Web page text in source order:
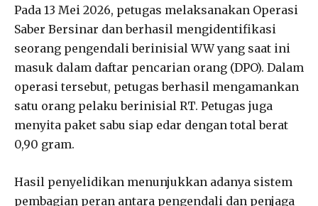
Pada 13 Mei 2026, petugas melaksanakan Operasi
Saber Bersinar dan berhasil mengidentifikasi
seorang pengendali berinisial WW yang saat ini
masuk dalam daftar pencarian orang (DPO). Dalam
operasi tersebut, petugas berhasil mengamankan
satu orang pelaku berinisial RT. Petugas juga
menyita paket sabu siap edar dengan total berat
0,90 gram.
Hasil penyelidikan menunjukkan adanya sistem
pembagian peran antara pengendali dan penjaga